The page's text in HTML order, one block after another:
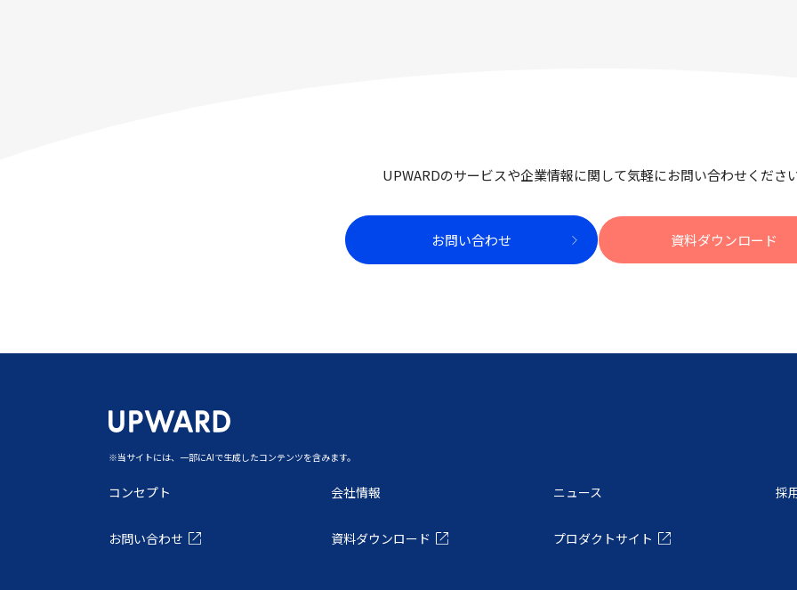
UPWARDのサービスや企業情報に関して気軽にお問い合わせくださ
お問い合わせ 資料ダウンロード
‍※当サイトには、一部にAIで生成したコンテンツを含みます。
コンセプト 会社情報 ニュース 採
お問い合わせ 資料ダウンロード プロダクトサイト